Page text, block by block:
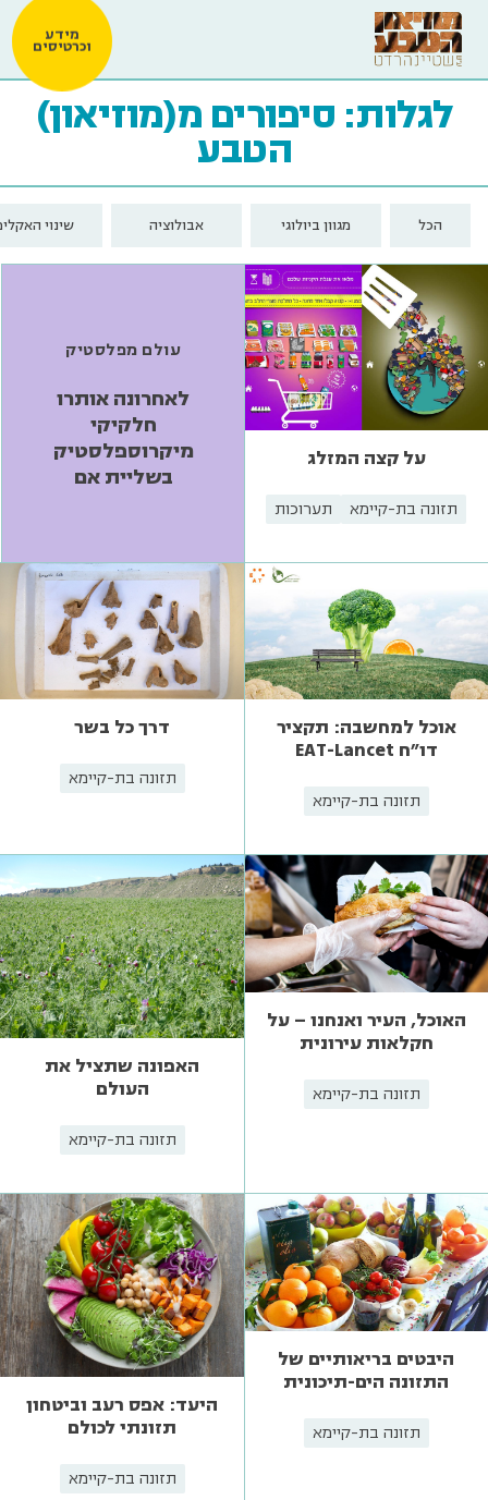
מידע
וכרטיסים
לגלות: סיפורים מ(מוזיאון)
הטבע
הכל מגוון ביולוגי אבולוציה שינוי
על קצה המזלג
תזונה בת-קיימא תערוכות
עולם מפלסטיק
לאחרונה אותרו
חלקיקי
מיקרוספלסטיק
בשליית אם
אוכל למחשבה: תקציר
דו"ח EAT-Lancet
תזונה בת-קיימא
דרך כל בשר
תזונה בת-קיימא
האוכל, העיר ואנחנו – על
חקלאות עירונית
תזונה בת-קיימא
האפונה שתציל את
העולם
תזונה בת-קיימא
היבטים בריאותיים של
התזונה הים-תיכונית
תזונה בת-קיימא
היעד: אפס רעב וביטחון
תזונתי לכולם
תזונה בת-קיימא